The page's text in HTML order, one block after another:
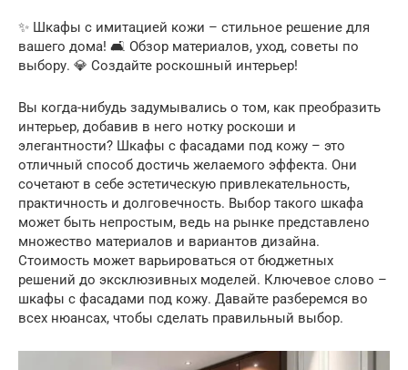
✨ Шкафы с имитацией кожи – стильное решение для
вашего дома! 🛋️ Обзор материалов, уход, советы по
выбору. 💎 Создайте роскошный интерьер!
Вы когда-нибудь задумывались о том, как преобразить
интерьер, добавив в него нотку роскоши и
элегантности? Шкафы с фасадами под кожу – это
отличный способ достичь желаемого эффекта. Они
сочетают в себе эстетическую привлекательность,
практичность и долговечность. Выбор такого шкафа
может быть непростым, ведь на рынке представлено
множество материалов и вариантов дизайна.
Стоимость может варьироваться от бюджетных
решений до эксклюзивных моделей. Ключевое слово –
шкафы с фасадами под кожу. Давайте разберемся во
всех нюансах, чтобы сделать правильный выбор.